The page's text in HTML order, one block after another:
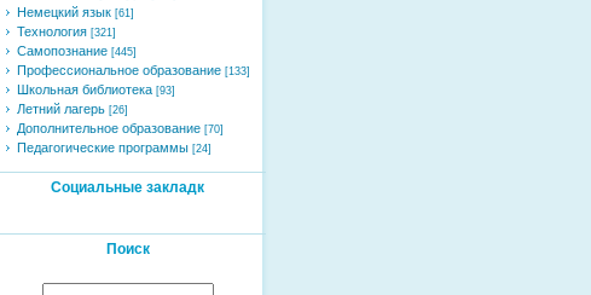
Немецкий язык [61]
Технология [321]
Самопознание [445]
Профессиональное образование [133]
Школьная библиотека [93]
Летний лагерь [26]
Дополнительное образование [70]
Педагогические программы [24]
Социальные закладк
Поиск